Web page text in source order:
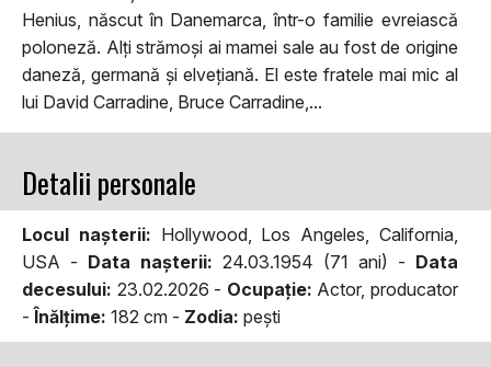
Henius, născut în Danemarca, într-o familie evreiască
poloneză. Alți strămoși ai mamei sale au fost de origine
daneză, germană și elvețiană. El este fratele mai mic al
lui David Carradine, Bruce Carradine,...
Detalii personale
Locul naşterii: Hollywood, Los Angeles, California,
USA - Data naşterii: 24.03.1954 (71 ani) - Data
decesului: 23.02.2026 - Ocupaţie: Actor, producator
-Înălţime: 182 cm - Zodia: peşti